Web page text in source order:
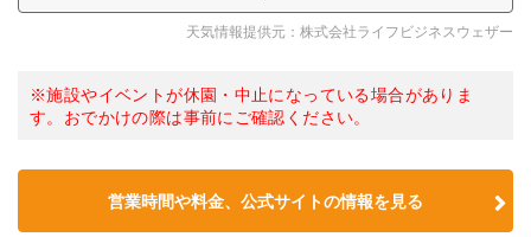
天気情報提供元：株式会社ライフビジネスウェザー
※施設やイベントが休園・中止になっている場合がありま
す。おでかけの際は事前にご確認ください。
営業時間や料金、公式サイトの情報を見る